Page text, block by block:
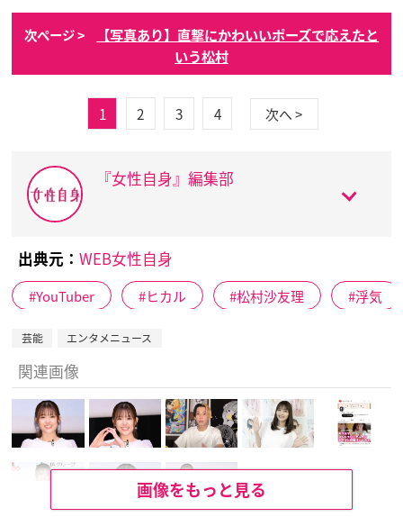
次ページ >
【写真あり】直撃にかわいいポーズで応えたと
いう松村
1 2 3 4 次へ >
『女性自身』編集部
出典元： WEB女性自身
YouTuber ヒカル 松村沙友理 浮気
芸能 エンタメニュース
関連画像
画像をもっと見る